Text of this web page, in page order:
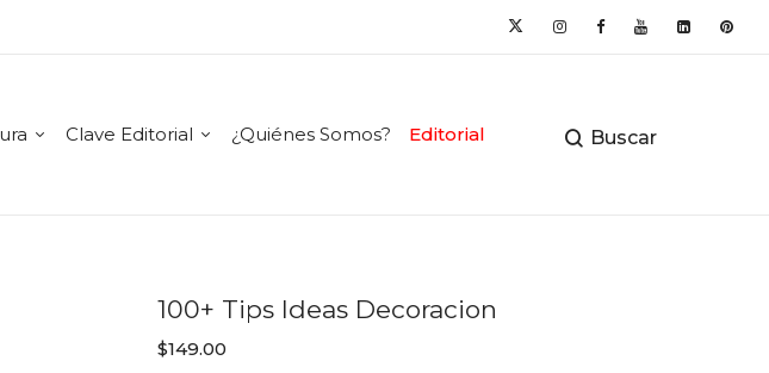
Clave Editorial ¿Quiénes Somos? Editorial Buscar
100+ Tips Ideas Decoracion
$149.00